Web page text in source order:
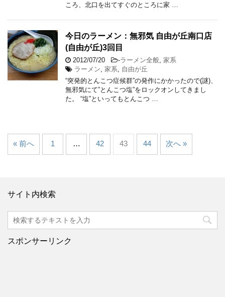
ころ、北口を出てすぐのところに家 …
今日のラーメン：無邪気 自由が丘南口店
(自由が丘)3回目
2012/07/20 -ラーメン全般 家系
ラーメン 家系
自由が丘
“突発的とんこつ症候群”の発作にかかったので(謎)、
無邪気にて”とんこつ塩”をロックオンしてきまし
た。 “塩”といってもとんこつ …
« 前へ 1 … 42 43 44 次へ »
サイト内検索
スポンサーリンク